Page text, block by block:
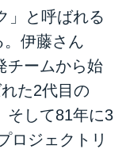
ニア・元Motor
部員でフリーラ
原良雄氏が、ホ
になった理由
元に紐解きま
タル編集：A Little
」と呼ばれる
。伊藤さん
チームから始
た2代目の
そして81年に3
ロジェクトリ